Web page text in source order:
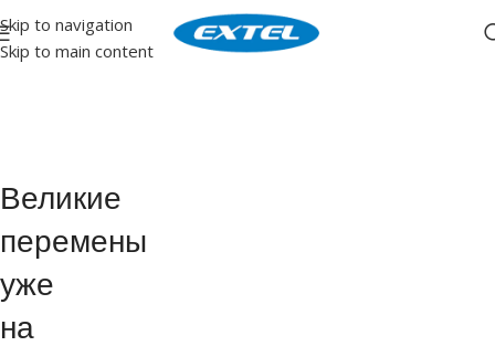
Skip to navigation
Skip to main content
Великие
перемены
уже
на